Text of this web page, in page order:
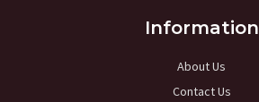
Information
About Us
Contact Us